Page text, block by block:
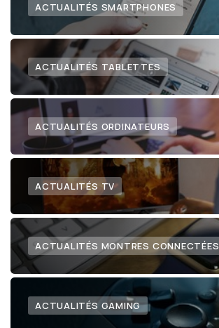
ACTUALITÉS SMARTPHONES
ACTUALITÉS TABLETTES
ACTUALITÉS ORDINATEURS
ACTUALITÉS TV
ACTUALITÉS MONTRES CONNECTÉES
ACTUALITÉS GAMING